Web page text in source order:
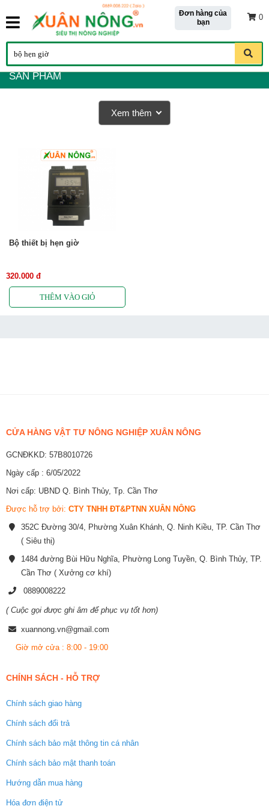
Đơn hàng của
bạn
0
SẢN PHẨM
Xem thêm
Bộ thiết bị hẹn giờ
320.000 đ
CỬA HÀNG VẬT TƯ NÔNG NGHIỆP XUÂN NÔNG
GCNĐKKD: 57B8010726
Ngày cấp : 6/05/2022
Nơi cấp: UBND Q. Bình Thủy, Tp. Cần Thơ
Được hỗ trợ bởi: CTY TNHH ĐT&PTNN XUÂN NÔNG
352C Đường 30/4, Phường Xuân Khánh, Q. Ninh Kiều, TP. Cần Thơ
( Siêu thị)
1484 đường Bùi Hữu Nghĩa, Phường Long Tuyền, Q. Bình Thủy, TP.
Cần Thơ ( Xưởng cơ khí)
0889008222
( Cuộc gọi được ghi âm để phục vụ tốt hơn)
xuannong.vn@gmail.com
Giờ mở cửa : 8:00 - 19:00
CHÍNH SÁCH - HỖ TRỢ
Chính sách giao hàng
Chính sách đổi trả
Chính sách bảo mật thông tin cá nhân
Chính sách bảo mật thanh toán
Hướng dẫn mua hàng
Hóa đơn điện tử